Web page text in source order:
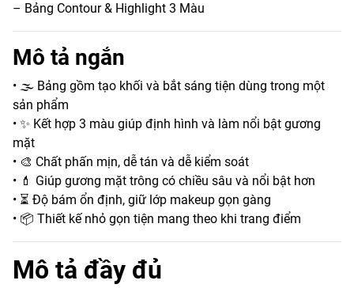
– Bảng Contour & Highlight 3 Màu
Mô tả ngắn
• 🌫️ Bảng gồm tạo khối và bắt sáng tiện dùng trong một
sản phẩm
• ✨ Kết hợp 3 màu giúp định hình và làm nổi bật gương
mặt
• 🎨 Chất phấn mịn, dễ tán và dễ kiểm soát
• 💄 Giúp gương mặt trông có chiều sâu và nổi bật hơn
• ⏳ Độ bám ổn định, giữ lớp makeup gọn gàng
• 📦 Thiết kế nhỏ gọn tiện mang theo khi trang điểm
Mô tả đầy đủ